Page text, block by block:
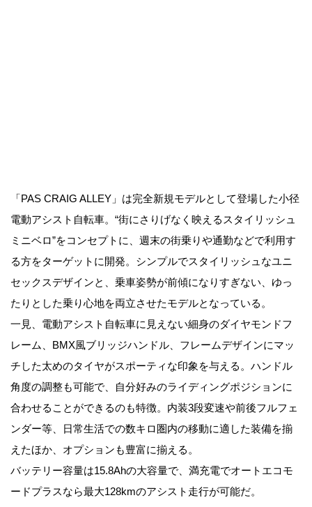
「PAS CRAIG ALLEY」は完全新規モデルとして登場した小径
電動アシスト自転車。“街にさりげなく映えるスタイリッシュ
ミニベロ”をコンセプトに、週末の街乗りや通勤などで利用す
る方をターゲットに開発。シンプルでスタイリッシュなユニ
セックスデザインと、乗車姿勢が前傾になりすぎない、ゆっ
たりとした乗り心地を両立させたモデルとなっている。
一見、電動アシスト自転車に見えない細身のダイヤモンドフ
レーム、BMX風ブリッジハンドル、フレームデザインにマッ
チした太めのタイヤがスポーティな印象を与える。ハンドル
角度の調整も可能で、自分好みのライディングポジションに
合わせることができるのも特徴。内装3段変速や前後フルフェ
ンダー等、日常生活での数キロ圏内の移動に適した装備を揃
えたほか、オプションも豊富に揃える。
バッテリー容量は15.8Ahの大容量で、満充電でオートエコモ
ードプラスなら最大128kmのアシスト走行が可能だ。